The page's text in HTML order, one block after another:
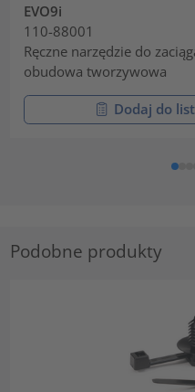
EVO9i
110-88001
Ręczne narzędzie do
obudowa tworzywowa
Dodaj do
Podobne produkty